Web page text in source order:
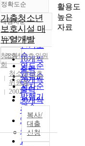
정확도순
정확도
순
인기도
순
연도순
제목순
저자순
발행기
관순
내림차순
내림차순
10개씩 출력
10개씩
출력
20개씩
출력
30개씩
출력
50개씩
출력
100개씩
조회
가출청소년
보호시설 매
뉴얼개발
청소년보호위원
회
청소년보호
위원회
2002
복사/
대출
신청
활용도
높은
자료